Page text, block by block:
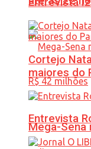
Mega-Sena
Cortejo
maiores do
Entrevista